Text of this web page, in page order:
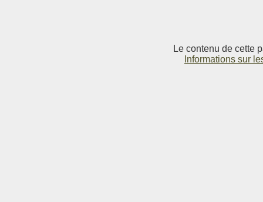
Le contenu de cette
Informations sur